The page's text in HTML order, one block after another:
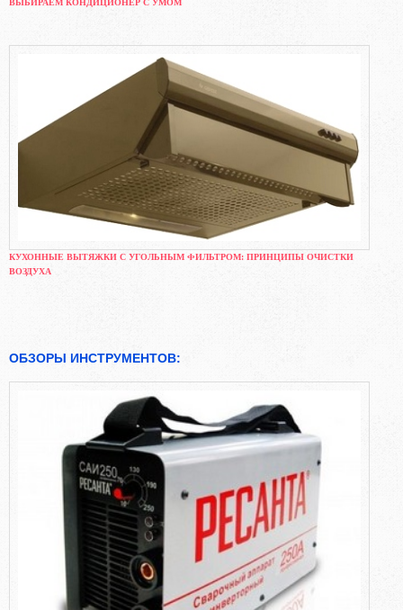
ВЫБИРАЕМ КОНДИЦИОНЕР С УМОМ
КУХОННЫЕ ВЫТЯЖКИ С УГОЛЬНЫМ ФИЛЬТРОМ: ПРИНЦИПЫ ОЧИСТКИ
ВОЗДУХА
ОБЗОРЫ ИНСТРУМЕНТОВ: